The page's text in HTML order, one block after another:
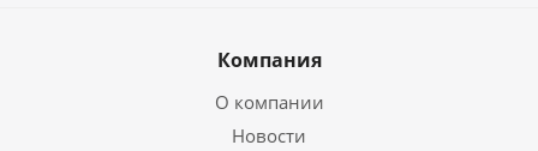
Компания
О компании
Новости